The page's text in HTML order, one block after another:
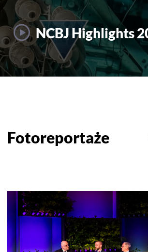
NCBJ Highlights
Fotoreportaże